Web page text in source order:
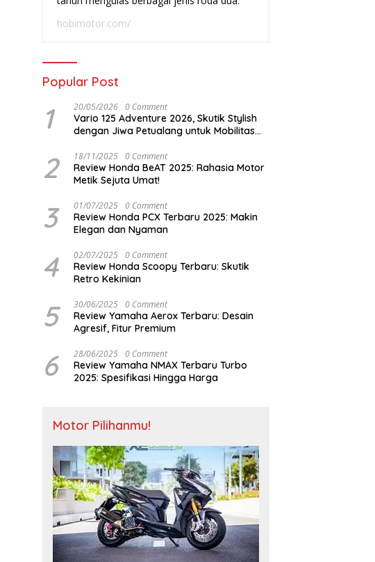
hobimotor.com/
Popular Post
1 20/05/2026 0 Comment
Vario 125 Adventure 2026, Skutik Stylish
dengan Jiwa Petualang untuk Mobilitas
2 18/11/2025 0 Comment
Review Honda BeAT 2025: Rahasia Motor
Metik Sejuta Umat!
3 01/07/2025 0 Comment
Review Honda PCX Terbaru 2025: Makin
Elegan dan Nyaman
4 02/07/2025 0 Comment
Review Honda Scoopy Terbaru: Skutik
Retro Kekinian
5 30/06/2025 0 Comment
Review Yamaha Aerox Terbaru: Desain
Agresif, Fitur Premium
6 28/06/2025 0 Comment
Review Yamaha NMAX Terbaru Turbo
2025: Spesifikasi Hingga Harga
Motor Pilihanmu!